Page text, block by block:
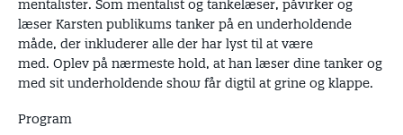
mentalister. Som mentalist og tankelæser, påvirker og
læser Karsten publikums tanker på en underholdende
måde, der inkluderer alle der har lyst til at være
med. Oplev på nærmeste hold, at han læser dine tanker og
med sit underholdende show får digtil at grine og klappe.
Program